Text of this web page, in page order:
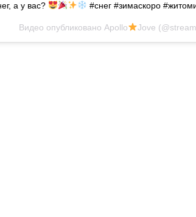
а у вас? #снег #зимаскоро
Видео опубликовано Apollo Jove